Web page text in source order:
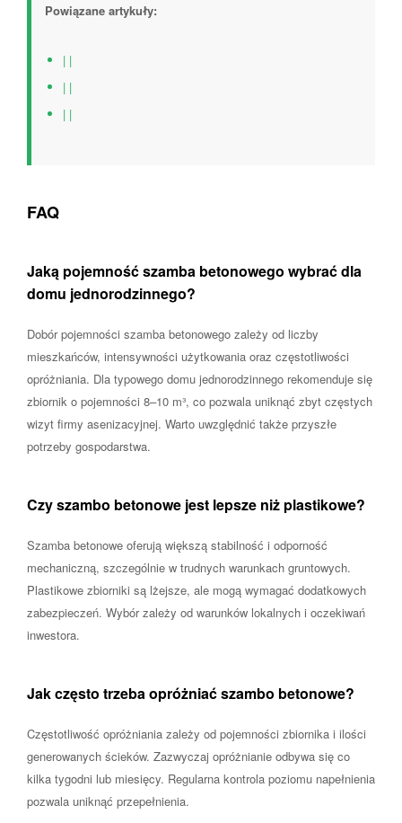
Powiązane artykuły:
| |
| |
| |
FAQ
Jaką pojemność szamba betonowego wybrać dla
domu jednorodzinnego?
Dobór pojemności szamba betonowego zależy od liczby
mieszkańców, intensywności użytkowania oraz częstotliwości
opróżniania. Dla typowego domu jednorodzinnego rekomenduje się
zbiornik o pojemności 8–10 m³, co pozwala uniknąć zbyt częstych
wizyt firmy asenizacyjnej. Warto uwzględnić także przyszłe
potrzeby gospodarstwa.
Czy szambo betonowe jest lepsze niż plastikowe?
Szamba betonowe oferują większą stabilność i odporność
mechaniczną, szczególnie w trudnych warunkach gruntowych.
Plastikowe zbiorniki są lżejsze, ale mogą wymagać dodatkowych
zabezpieczeń. Wybór zależy od warunków lokalnych i oczekiwań
inwestora.
Jak często trzeba opróżniać szambo betonowe?
Częstotliwość opróżniania zależy od pojemności zbiornika i ilości
generowanych ścieków. Zazwyczaj opróżnianie odbywa się co
kilka tygodni lub miesięcy. Regularna kontrola poziomu napełnienia
pozwala uniknąć przepełnienia.